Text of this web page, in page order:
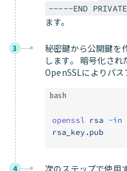
-----END
ます。
3
秘密鍵から公開鍵を
します。 暗号化され
OpenSSLによりパス
bash
openssl rsa -in
rsa_key.pub
4 次のステップで使用